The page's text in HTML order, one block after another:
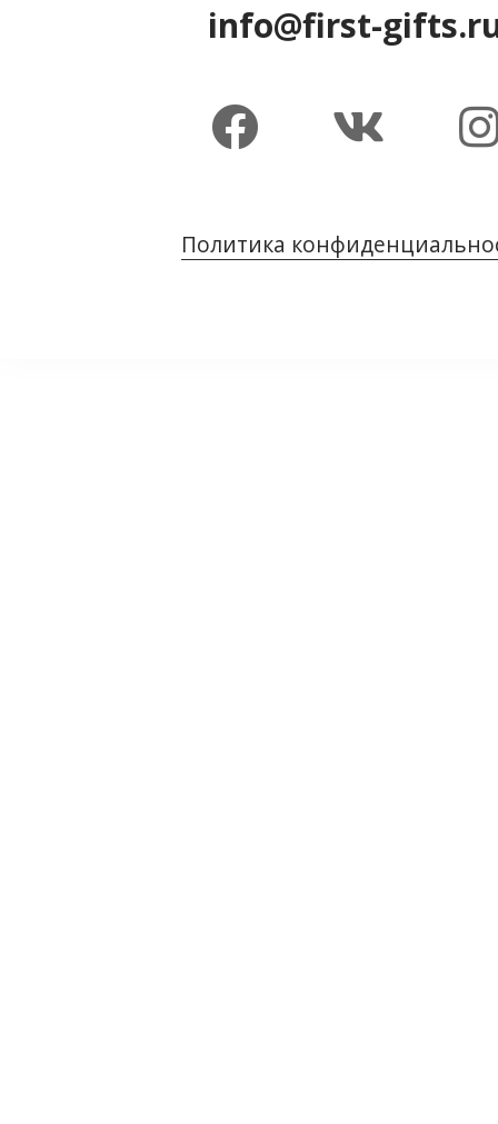
info@first-
Политика